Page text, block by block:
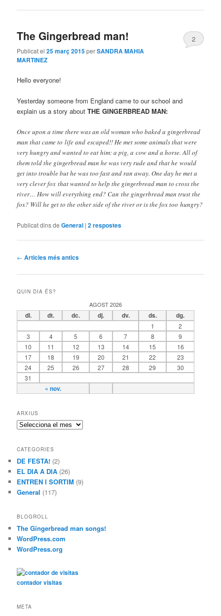
The Gingerbread man!
Publicat el25 març 2015perSANDRA MAHIA
MARTINEZ
2
Hello everyone!
Yesterday someone from England came to our school and
explain us a story aboutTHE GINGERBREAD MAN:
Once upon a time there was an old woman who baked a gingerbread
man that came to life and escaped!! He met some animals that were
very hungry and wanted to eat him: a pig, a cow and a horse. All of
them told the gingerbread man he was very rude and that he would
get into trouble but he was too fast and ran away. One day he met a
very clever fox that wanted to help the gingerbread man to cross the
river… How will everything end? Can the gingerbread man trust the
fox? Will he get to the other side of the river or is the fox too hungry?
Publicat dins de General |2respostes
Navegació
articles
← Articles més antics
QUIN DIA ÉS?
AGOST 2026
dl. dt. dc. dj. dv. ds. dg.
« nov.
1
2
3
4 5 6 7 8
9
10
11 12 13 14 15
16
17
18 19 20 21 22
23
24
25 26 27 28 29
30
31
ARXIUS
A
i
u
s
CATEGORIES
DE FESTA! (2)
EL DIA A DIA (26)
ENTREN I SORTIM (9)
General (117)
BLOGROLL
The Gingerbread man songs!
WordPress.com
WordPress.org
contador visitas
META